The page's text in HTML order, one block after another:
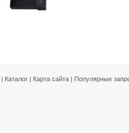
| Каталог | Карта сайта | Популярные